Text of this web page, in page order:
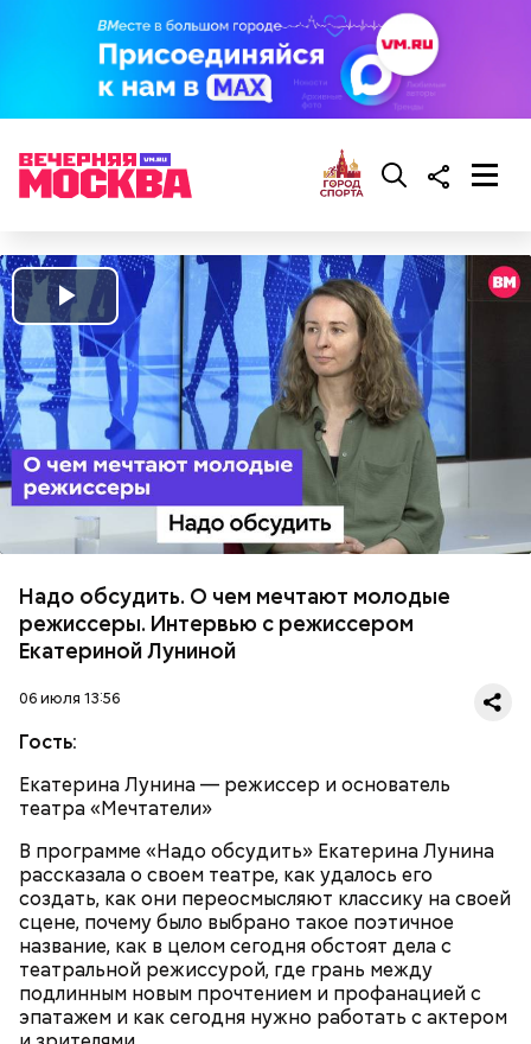
Play
Video
Надо обсудить. О чем мечтают молодые
режиссеры. Интервью с режиссером
Екатериной Луниной
06 июля 13:56
Гость:
Екатерина Лунина — режиссер и основатель
театра «Мечтатели»
В программе «Надо обсудить» Екатерина Лунина
рассказала о своем театре, как удалось его
создать, как они переосмысляют классику на своей
сцене, почему было выбрано такое поэтичное
название, как в целом сегодня обстоят дела с
театральной режиссурой, где грань между
подлинным новым прочтением и профанацией с
эпатажем и как сегодня нужно работать с актером